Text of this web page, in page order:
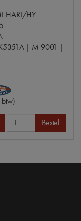
HY
| M 9001 |
Bestel